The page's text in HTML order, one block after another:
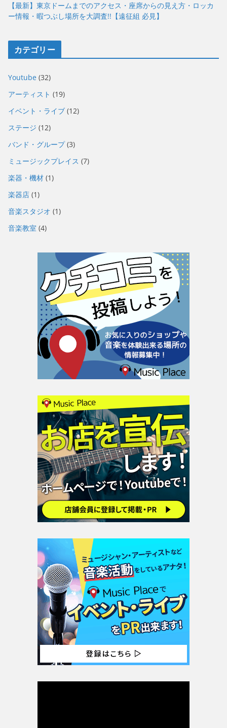
【最新】東京ドームまでのアクセス・座席からの見え方・ロッカ
ー情報・暇つぶし場所を大調査!!【遠征組 必見】
カテゴリー
Youtube (32)
アーティスト (19)
イベント・ライブ (12)
ステージ (12)
バンド・グループ(3)
ミュージックプレイス (7)
楽器・機材 (1)
楽器店 (1)
音楽スタジオ (1)
音楽教室 (4)